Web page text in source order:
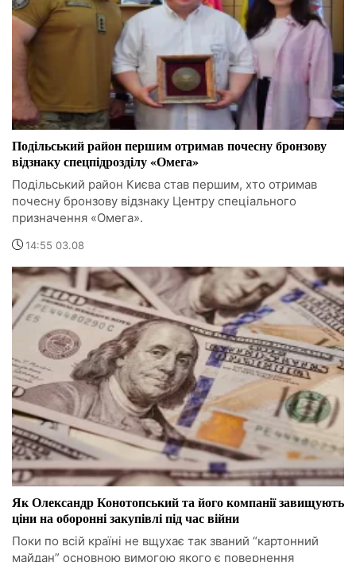
Подільський район першим отримав почесну бронзову
відзнаку спецпідрозділу «Омега»
Подільський район Києва став першим, хто отримав
почесну бронзову відзнаку Центру спеціального
призначення «Омега».
14:55 03.08
Як Олександр Конотопський та його компанії завищують
ціни на оборонні закупівлі під час війни
Поки по всій країні не вщухає так званий “картонний
майдан” основною вимогою якого є повернення